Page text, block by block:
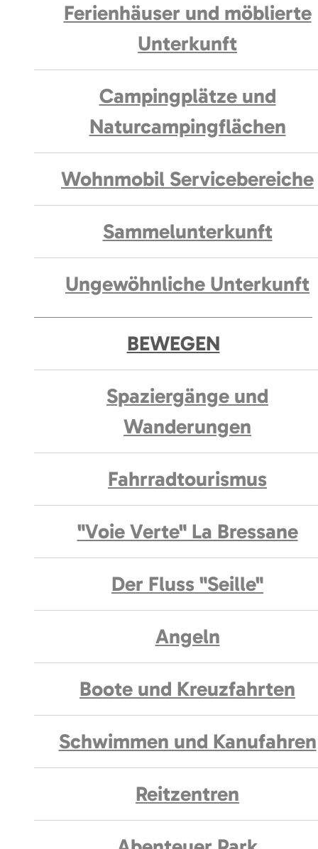
Ferienhäuser und möblierte
Unterkunft
Campingplätze und
Naturcampingflächen
Wohnmobil Servicebereiche
Sammelunterkunft
Ungewöhnliche Unterkunft
BEWEGEN
Spaziergänge und
Wanderungen
Fahrradtourismus
"Voie Verte" La Bressane
Der Fluss "Seille"
Angeln
Boote und Kreuzfahrten
Schwimmen und Kanufahren
Reitzentren